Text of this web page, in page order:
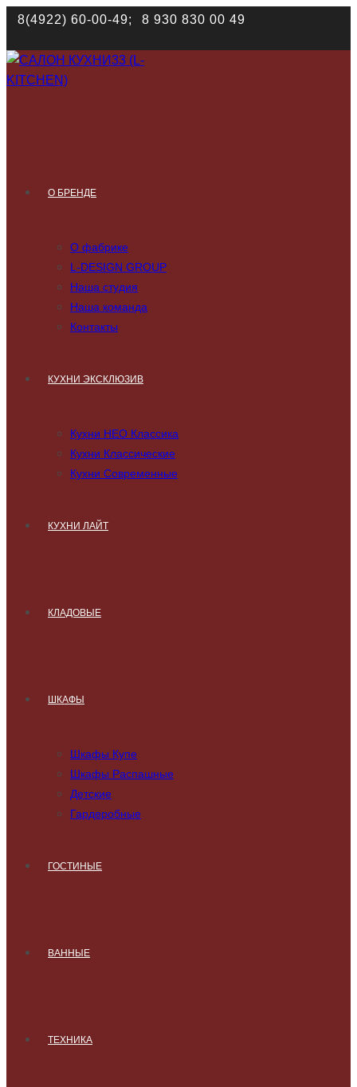
8(4922) 60-00-49; 8 930 830 00 49
О БРЕНДЕ
О фабрике
L-DESIGN GROUP
Наша студия
Наша команда
Контакты
КУХНИ ЭКСКЛЮЗИВ
Кухни НЕО Классика
Кухни Классические
Кухни Современные
КУХНИ ЛАЙТ
КЛАДОВЫЕ
ШКАФЫ
Шкафы Купе
Шкафы Распашные
Детские
Гардеробные
ГОСТИНЫЕ
ВАННЫЕ
ТЕХНИКА
Наш сайт использует файлы cookies. Продолжая им